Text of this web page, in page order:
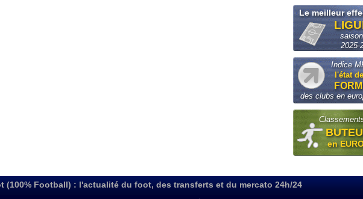
Le meilleur
saison
2025-
Indice
l'état de
des clubs en
en
(100% Football) : l'actualité du foot, des transferts et du mercato 24h/24